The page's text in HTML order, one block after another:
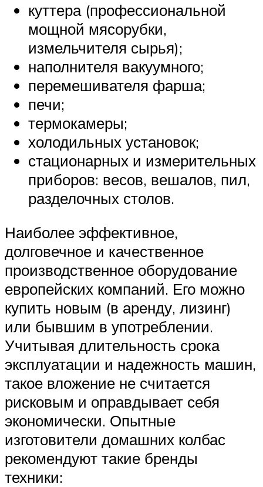
куттера (профессиональной
мощной мясорубки,
измельчителя сырья);
наполнителя вакуумного;
перемешивателя фарша;
печи;
термокамеры;
холодильных установок;
стационарных и измерительных
приборов: весов, вешалов, пил,
разделочных столов.
Наиболее эффективное,
долговечное и качественное
производственное оборудование
европейских компаний. Его можно
купить новым (в аренду, лизинг)
или бывшим в употреблении.
Учитывая длительность срока
эксплуатации и надежность машин,
такое вложение не считается
рисковым и оправдывает себя
экономически. Опытные
изготовители домашних колбас
рекомендуют такие бренды
техники: